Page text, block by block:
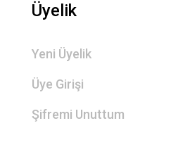
Üyelik
Yeni Üyelik
Üye Girişi
Şifremi Unuttum